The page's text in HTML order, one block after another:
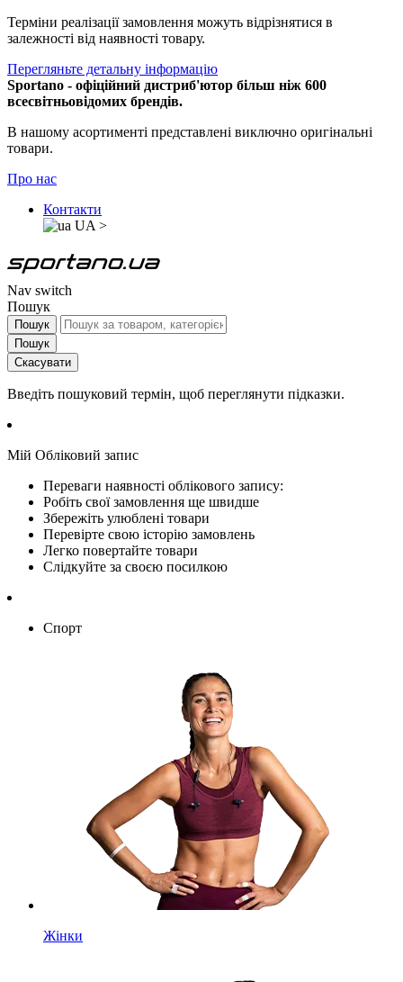
Терміни реалізації замовлення можуть відрізнятися в
залежності від наявності товару.
Перегляньте детальну інформацію
Sportano - офіційний дистриб'ютор більш ніж 600
всесвітньовідомих брендів.
В нашому асортименті представлені виключно оригінальні
товари.
Про нас
Контакти
UA >
Nav switch
Пошук
Пошук
Пошук
Скасувати
Введіть пошуковий термін, щоб переглянути підказки.
Мій Обліковий запис
Переваги наявності облікового запису:
Робіть свої замовлення ще швидше
Збережіть улюблені товари
Перевірте свою історію замовлень
Легко повертайте товари
Слідкуйте за своєю посилкою
Спорт
Жінки